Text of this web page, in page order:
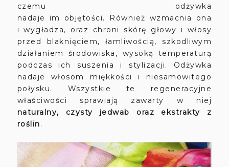
czemu odżywka
nadaje im objętości. Również wzmacnia ona
i wygładza, oraz chroni skórę głowy i włosy
przed blaknięciem, łamliwością, szkodliwym
działaniem środowiska, wysoką temperaturą
podczas ich suszenia i stylizacji. Odżywka
nadaje włosom miękkości i niesamowitego
połysku. Wszystkie te regeneracyjne
właściwości sprawiają zawarty w niej
naturalny, czysty jedwab oraz ekstrakty z
roślin.